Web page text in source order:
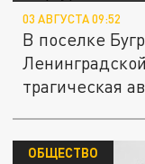
03 АВГУСТА 09:52
В поселке
трагическая
ОБЩЕСТВО